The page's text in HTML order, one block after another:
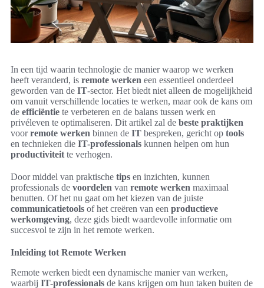
In een tijd waarin technologie de manier waarop we werken
heeft veranderd, is remote werken een essentieel onderdeel
geworden van de IT-sector. Het biedt niet alleen de mogelijkheid
om vanuit verschillende locaties te werken, maar ook de kans om
de efficiëntie te verbeteren en de balans tussen werk en
privéleven te optimaliseren. Dit artikel zal de beste praktijken
voorremote werken binnen de IT bespreken, gericht op tools
en technieken die IT-professionals kunnen helpen om hun
productiviteit te verhogen.
Door middel van praktische tips en inzichten, kunnen
professionals de voordelen van remote werken maximaal
benutten. Of het nu gaat om het kiezen van de juiste
communicatietools of het creëren van een productieve
werkomgeving, deze gids biedt waardevolle informatie om
succesvol te zijn in het remote werken.
Inleiding tot Remote Werken
Remote werken biedt een dynamische manier van werken,
waarbij IT-professionals de kans krijgen om hun taken buiten de